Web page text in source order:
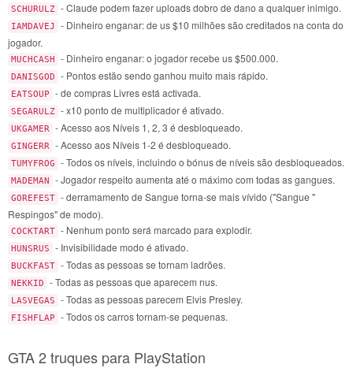
SCHURULZ - Claude podem fazer uploads dobro de dano a qualquer inimigo.
IAMDAVEJ
- Dinheiro enganar: de us $10 milhões são creditados na conta do
jogador.
MUCHCASH - Dinheiro enganar: o jogador recebe us $500.000.
DANISGOD - Pontos estão sendo ganhou muito mais rápido.
EATSOUP - de compras Livres está activada.
SEGARULZ - x10 ponto de multiplicador é ativado.
UKGAMER - Acesso aos Níveis 1, 2, 3 é desbloqueado.
GINGERR - Acesso aos Níveis 1-2 é desbloqueado.
TUMYFROG - Todos os níveis, incluindo o bónus de níveis são desbloqueados.
MADEMAN - Jogador respeito aumenta até o máximo com todas as gangues.
GOREFEST - derramamento de Sangue torna-se mais vívido ("Sangue "
Respingos" de modo).
COCKTART - Nenhum ponto será marcado para explodir.
HUNSRUS - Invisibilidade modo é ativado.
BUCKFAST - Todas as pessoas se tornam ladrões.
NEKKID - Todas as pessoas que aparecem nus.
LASVEGAS - Todas as pessoas parecem Elvis Presley.
FISHFLAP - Todos os carros tornam-se pequenas.
GTA 2 truques para PlayStation